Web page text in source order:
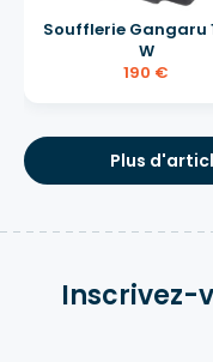
Soufflerie Gangaru
W
190 €
Plus
Inscrivez-